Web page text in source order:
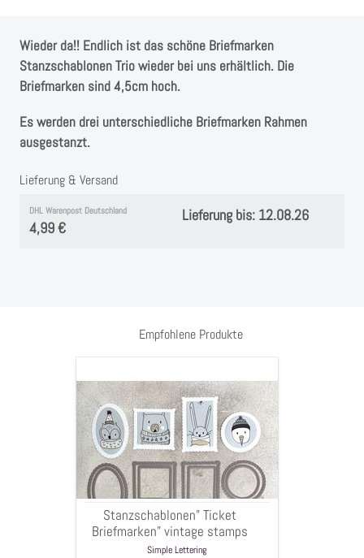
Instagram
Wieder da!! Endlich ist das schöne Briefmarken
Stanzschablonen Trio wieder bei uns erhältlich. Die
Briefmarken sind 4,5cm hoch.
Es werden drei unterschiedliche Briefmarken Rahmen
ausgestanzt.
Lieferung & Versand
DHL Warenpost Deutschland
4,99 €
Lieferung bis: 12.08.26
Empfohlene Produkte
Ticket
Briefmarken"
vintage
stamps
bis
4,5x6,5
cm,
8-
Stanzschablonen" Ticket
Briefmarken" vintage stamps
bis 4,5x6,5 cm, 8-tlg.
Simple Lettering